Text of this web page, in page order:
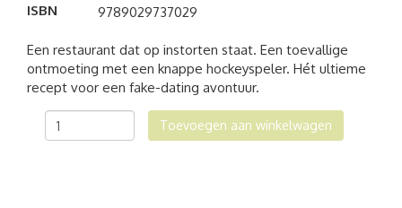
ISBN
9789029737029
Een restaurant dat op instorten staat. Een toevallige
ontmoeting met een knappe hockeyspeler. Hét ultieme
recept voor een fake-dating avontuur.
Het
Spontane
Toevoegen aan winkelwagen